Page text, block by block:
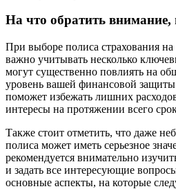
На что обратить
При выборе полиса страхования
важно учитывать несколько
могут существенно повлиять на
уровень вашей финансовой
поможет избежать лишних
интересы на протяжении всего
Также стоит отметить, что даже
полиса может иметь серьезное
рекомендуется внимательно
и задать все интересующие
основные аспекты, на которые